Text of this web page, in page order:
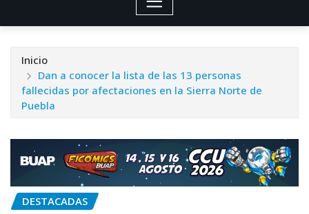
Inicio
Dan a conocer la lista de las 13 personas
fallecidas por afectaciones en la Sierra Norte de
Puebla
DESTACADAS